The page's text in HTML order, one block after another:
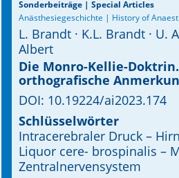
Aktuelle Ausgabe
Leitlinien
Archiv
Supplements
Supplements
Sonderbeiträge | Special Articles
Anästhesiegeschichte | History of
L. Brandt · K.L. Brandt · U.
Albert
Die Monro-Kellie-
orthografische
DOI: 10.19224/ai2023.174
Schlüsselwörter
Intracerebraler Druck –
Liquor cere- brospinalis –
Zentralnervensystem